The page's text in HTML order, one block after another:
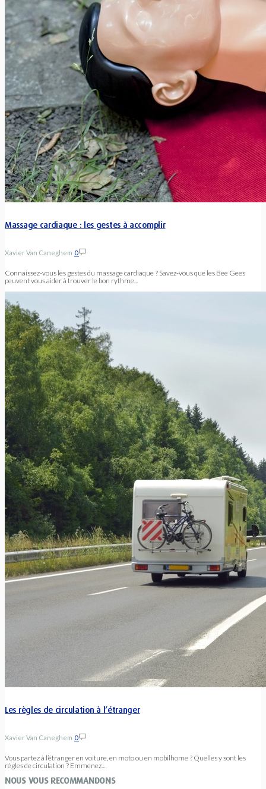
Massage cardiaque : les gestes à accomplir
Xavier Van Caneghem 0
Connaissez-vous les gestes du massage cardiaque ? Savez-vous que les Bee Gees
peuvent vous aider à trouver le bon rythme...
Les règles de circulation à l’étranger
Xavier Van Caneghem 0
Vous partez à l’étranger en voiture, en moto ou en mobilhome ? Quelles y sont les
règles de circulation ? Emmenez...
NOUS VOUS RECOMMANDONS